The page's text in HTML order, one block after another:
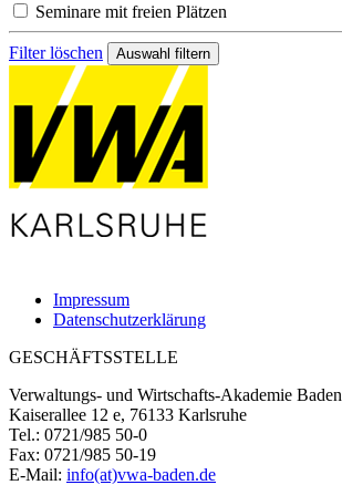
Seminare mit freien Plätzen
Filter löschen
Impressum
Datenschutzerklärung
GESCHÄFTSSTELLE
Verwaltungs- und Wirtschafts-Akademie Baden
Kaiserallee 12 e, 76133 Karlsruhe
Tel.: 0721/985 50-0
Fax: 0721/985 50-19
E-Mail: info(at)vwa-baden.de